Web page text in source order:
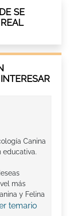
SE
Canina
educativa.
más
y Felina
temario